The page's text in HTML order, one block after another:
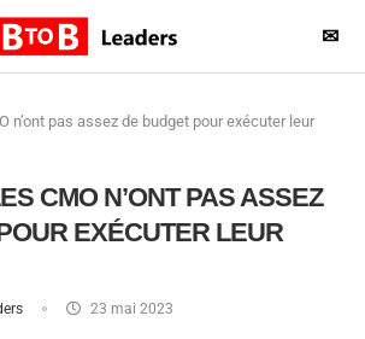
✉
n’ont pas assez de budget pour exécuter leur
CMO N’ONT PAS ASSEZ
EXÉCUTER LEUR
23 mai 2023